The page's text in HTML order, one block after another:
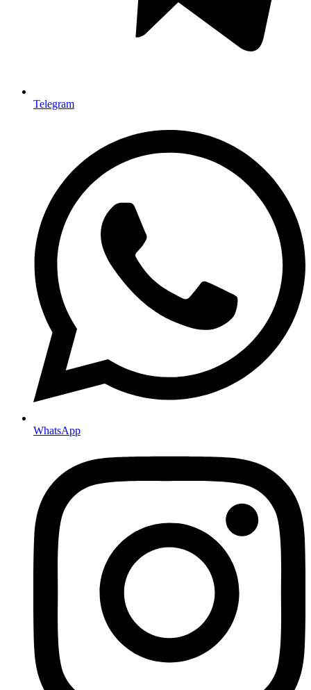
Telegram
WhatsApp